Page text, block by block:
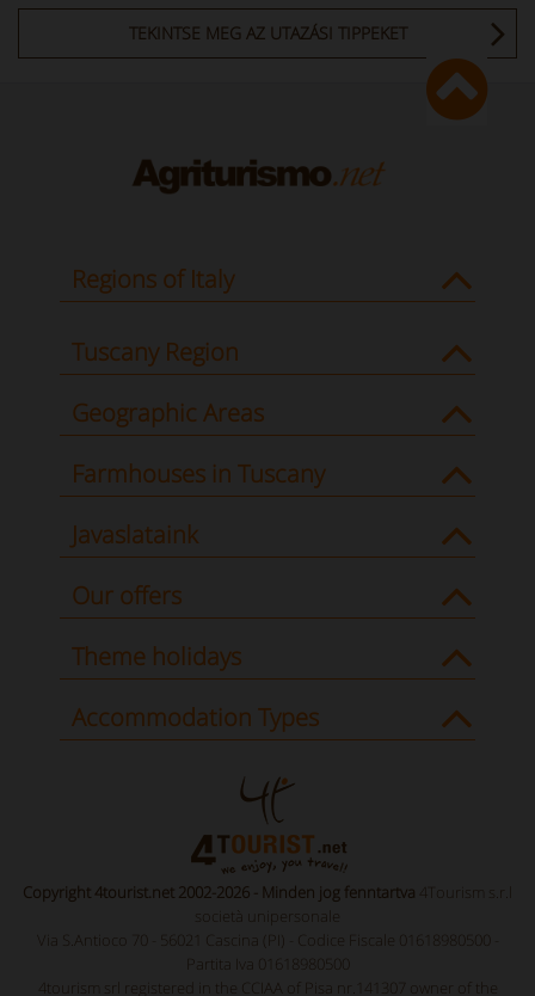
TEKINTSE MEG AZ UTAZÁSI TIPPEKET
Regions of Italy
Tuscany Region
Geographic Areas
Farmhouses in Tuscany
Javaslataink
Our offers
Theme holidays
Accommodation Types
Copyright 4tourist.net 2002-2026 - Minden jog fenntartva 4Tourism s.r.l
società unipersonale
Via S.Antioco 70 - 56021 Cascina (PI) - Codice Fiscale 01618980500 -
Partita Iva 01618980500
4tourism srl registered in the CCIAA of Pisa nr.141307 owner of the